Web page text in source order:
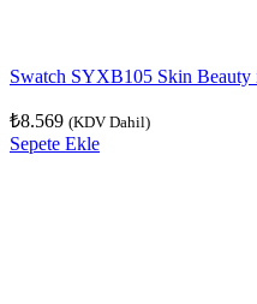
Swatch SYXB105 Skin Beauty
₺8.569 (KDV Dahil)
Sepete Ekle